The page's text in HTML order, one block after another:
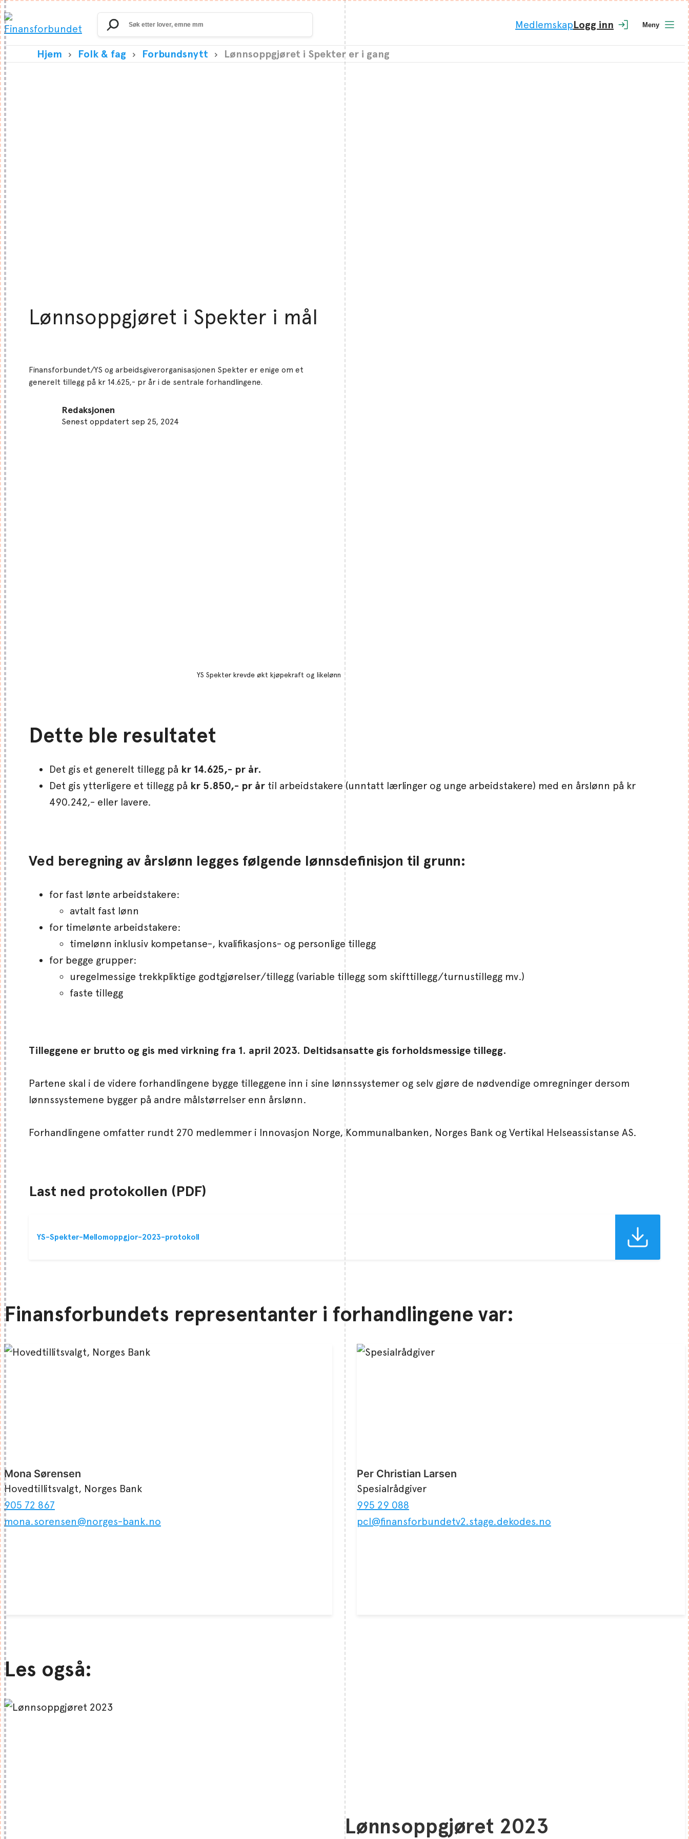
Search
for:
MedlemskapLogg inn Meny
Hjem Folk & fag Forbundsnytt Lønnsoppgjøret i Spekter er i gang
Lønnsoppgjøret i Spekter i mål
Finansforbundet/YS og arbeidsgiverorganisasjonen Spekter er enige om et
generelt tillegg på kr 14.625,- pr år i de sentrale forhandlingene.
Redaksjonen
Senest oppdatert sep 25, 2024
YS Spekter krevde økt kjøpekraft og likelønn
Dette ble resultatet
Det gis et generelt tillegg på kr 14.625,- pr år.
Det gis ytterligere et tillegg på kr 5.850,- pr år til arbeidstakere (unntatt lærlinger og unge arbeidstakere) med en årslønn på kr
490.242,- eller lavere.
Ved beregning av årslønn legges følgende lønnsdefinisjon til grunn:
for fast lønte arbeidstakere:
avtalt fast lønn
for timelønte arbeidstakere:
timelønn inklusiv kompetanse-, kvalifikasjons- og personlige tillegg
for begge grupper:
uregelmessige trekkpliktige godtgjørelser/tillegg (variable tillegg som skifttillegg/turnustillegg mv.)
faste tillegg
Tilleggene er brutto og gis med virkning fra 1. april 2023. Deltidsansatte gis forholdsmessige tillegg.
Partene skal i de videre forhandlingene bygge tilleggene inn i sine lønnssystemer og selv gjøre de nødvendige omregninger dersom
lønnssystemene bygger på andre målstørrelser enn årslønn.
Forhandlingene omfatter rundt 270 medlemmer i Innovasjon Norge, Kommunalbanken, Norges Bank og Vertikal Helseassistanse AS.
Last ned protokollen (PDF)
YS-Spekter-Mellomoppgjor-2023-protokoll
Finansforbundets representanter i forhandlingene var:
Mona Sørensen
Hovedtillitsvalgt, Norges Bank
905 72 867
mona.sorensen@norges-bank.no
Per Christian Larsen
Spesialrådgiver
995 29 088
pcl@finansforbundetv2.stage.dekodes.no
Les også:
Lønnsoppgjøret 2023